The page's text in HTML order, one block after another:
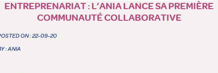
ENTREPRENARIAT : L’ANIA LANCE SA PREMIÈRE
COMMUNAUTÉ COLLABORATIVE
ON : 22-09-20
: ANIA